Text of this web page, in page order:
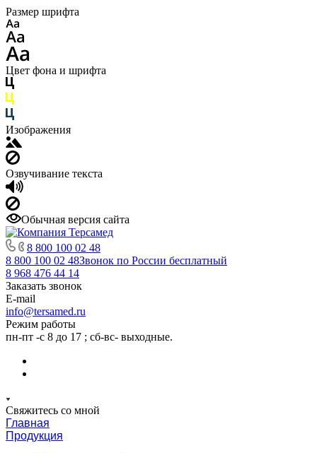
Размер шрифта
Цвет фона и шрифта
Изображения
Озвучивание текста
Обычная версия сайта
8 800 100 02 48
8 800 100 02 48Звонок по России бесплатный
8 968 476 44 14
Заказать звонок
E-mail
info@tersamed.ru
Режим работы
пн-пт -с 8 до 17 ; сб-вс- выходные.
Свяжитесь со мной
Главная
Продукция